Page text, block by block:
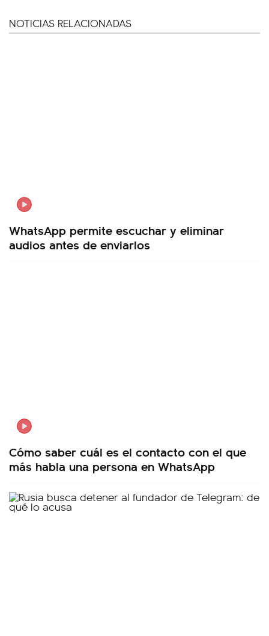
NOTICIAS RELACIONADAS
WhatsApp permite escuchar y eliminar
audios antes de enviarlos
Cómo saber cuál es el contacto con el que
más habla una persona en WhatsApp